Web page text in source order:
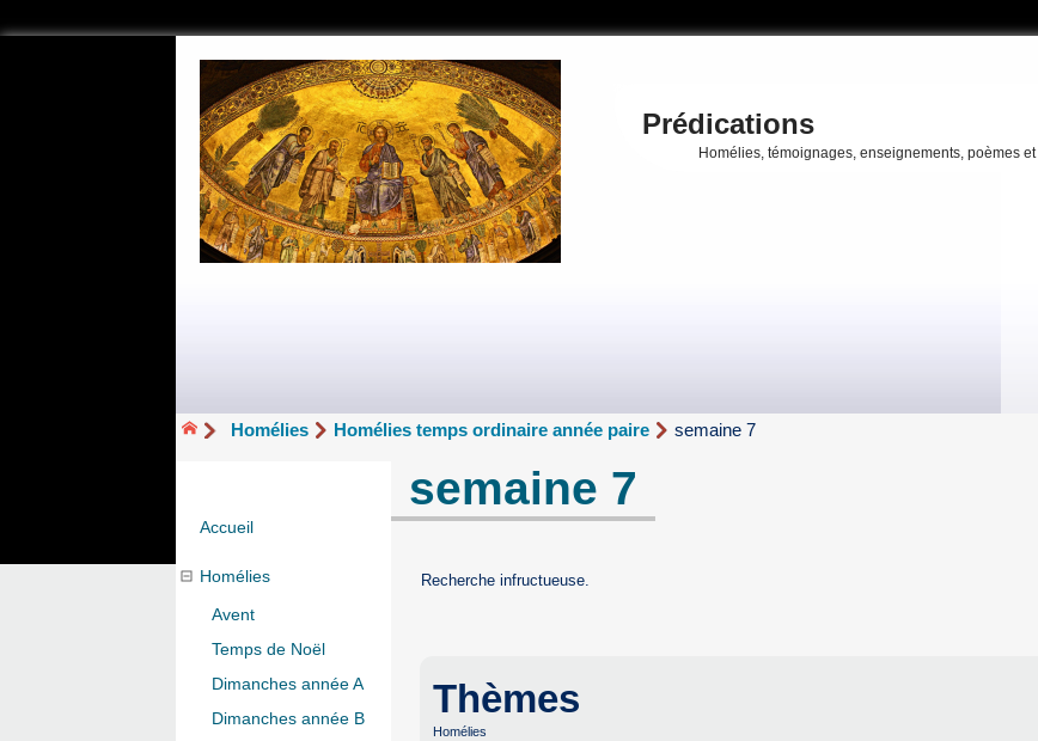
Prédications
Homélies, témoignages, enseignements, poèmes
Homélies Homélies temps ordinaire année paire semaine 7
semaine 7
Recherche infructueuse.
Thèmes
Homélies
Accueil
Homélies
Avent
Temps de Noël
Dimanches année A
Dimanches année B